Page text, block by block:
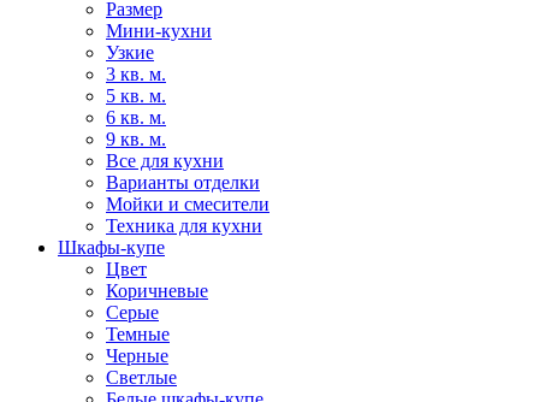
Размер
Мини-кухни
Узкие
3 кв. м.
5 кв. м.
6 кв. м.
9 кв. м.
Все для кухни
Варианты отделки
Мойки и смесители
Техника для кухни
Шкафы-купе
Цвет
Коричневые
Серые
Темные
Черные
Светлые